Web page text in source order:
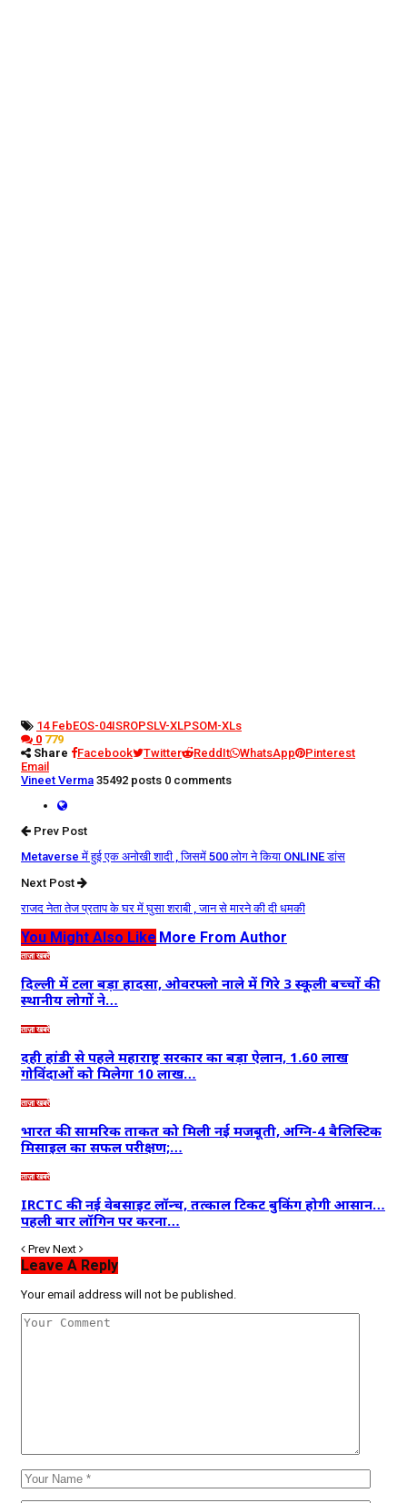
14 FebEOS-04ISROPSLV-XLPSOM-XLs
0 779
Share
Facebook Twitter ReddIt WhatsApp
Pinterest
Email
Vineet Verma 35492 posts 0 comments
Prev Post
Metaverse में हुई एक अनोखी शादी , जिसमें 500 लोग ने किया ONLINE डांस
Next Post
राजद नेता तेज प्रताप के घर में घुसा शराबी , जान से मारने की दी धमकी
You Might Also Like More From Author
ताज़ा खबरें
दिल्ली में टला बड़ा हादसा, ओवरफ्लो नाले में गिरे 3 स्कूली बच्चों की
स्थानीय लोगों ने…
ताज़ा खबरें
दही हांडी से पहले महाराष्ट्र सरकार का बड़ा ऐलान, 1.60 लाख
गोविंदाओं को मिलेगा 10 लाख…
ताज़ा खबरें
भारत की सामरिक ताकत को मिली नई मजबूती, अग्नि-4 बैलिस्टिक
मिसाइल का सफल परीक्षण;…
ताज़ा खबरें
IRCTC की नई वेबसाइट लॉन्च, तत्काल टिकट बुकिंग होगी आसान…
पहली बार लॉगिन पर करना…
Prev Next
Leave A Reply
Your email address will not be published.